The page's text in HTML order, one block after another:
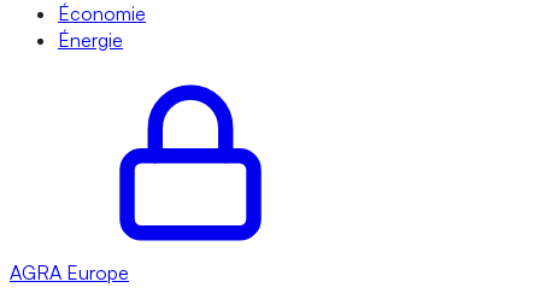
Économie
Énergie
AGRA Europe